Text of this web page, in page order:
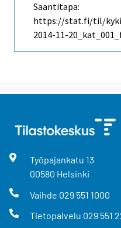
Saantitapa:
https://stat.fi/til/kyki/
2014-11-
Työpajankatu 13
00580 Helsinki
Vaihde 029 551 1000
Tietopalvelu 029 551